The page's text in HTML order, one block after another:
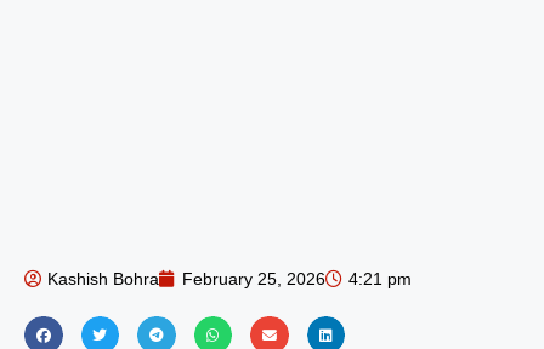
Kashish Bohra February 25, 2026 4:21 pm